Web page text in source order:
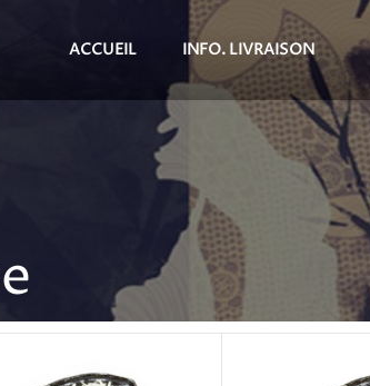
ACCUEIL INFO. LIVRAISON